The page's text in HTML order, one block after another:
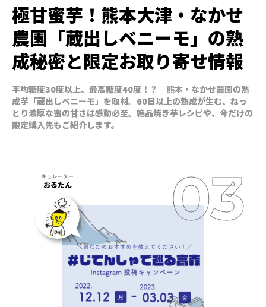
極甘蜜芋！熊本大津・なかせ
農園「蔵出しベニーモ」の熟
成秘密と限定お取り寄せ情報
平均糖度30度以上、最高糖度40度！？ 熊本・なかせ農園の熟
成芋「蔵出しベニーモ」を取材。60日以上の熟成が生む、ねっ
とり濃厚な蜜の甘さは感動必至。絶品焼き芋レシピや、今だけの
限定購入先もご紹介します。
おるたん